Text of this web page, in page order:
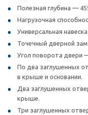
Полезная глубина —
Нагрузочная
Универсальная
Точечный дверной
Угол поворота двери
По два заглушенных
в крыше и основании.
Два заглушенных
крыше.
Три заглушенных